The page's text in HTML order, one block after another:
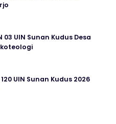
UIN Sunan Kudus Desa
UIN Sunan Kudus 2026